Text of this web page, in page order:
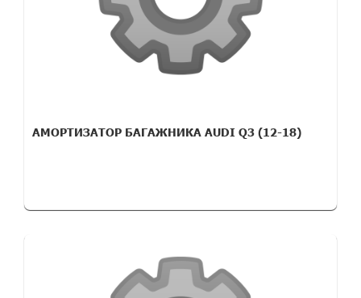
АМОРТИЗАТОР БАГАЖНИКА AUDI Q3 (12-18)